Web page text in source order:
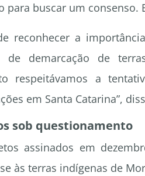
para buscar um consenso.
reconhecer a
de demarcação de
respeitávamos a
em Santa Catarina”,
sob questionamento
assinados em
às terras indígenas de